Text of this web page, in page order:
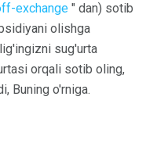
exchange " dan) sotib
olishga
sug'urta
orqali sotib oling,
Buning o'rniga.